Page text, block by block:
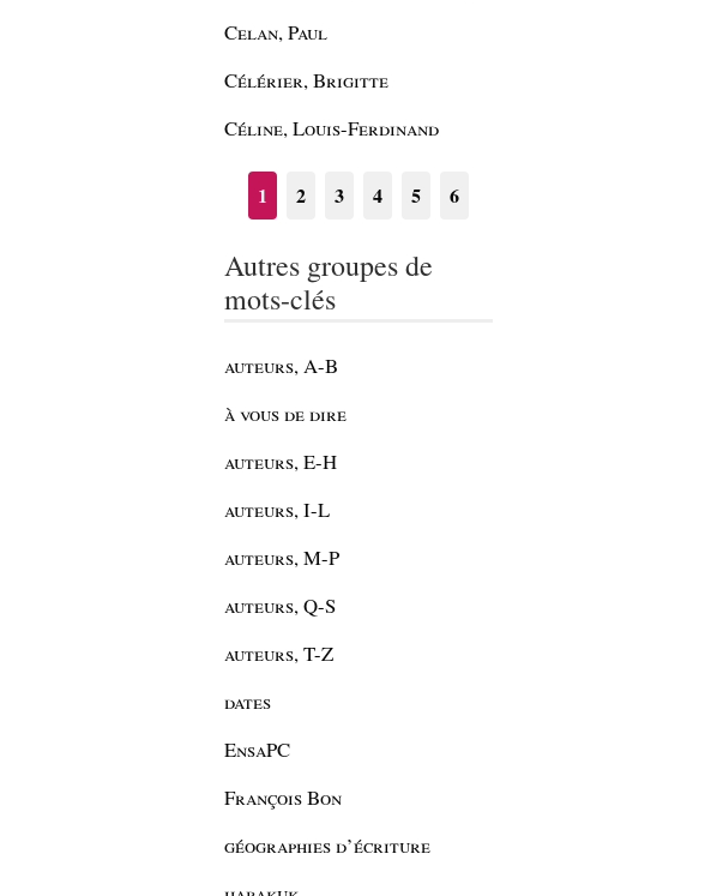
Celan, Paul
Célérier, Brigitte
Céline, Louis-Ferdinand
1 2 3 4 5 6
Autres groupes de
mots-clés
auteurs, A-B
à vous de dire
auteurs, E-H
auteurs, I-L
auteurs, M-P
auteurs, Q-S
auteurs, T-Z
dates
EnsaPC
François Bon
géographies d’écriture